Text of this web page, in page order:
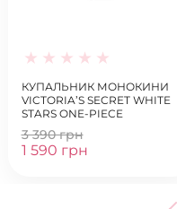
КУПАЛЬНИК МОНОКИНИ
VICTORIA’S SECRET WHITE
STARS ONE-PIECE
3 390 грн
1 590 грн